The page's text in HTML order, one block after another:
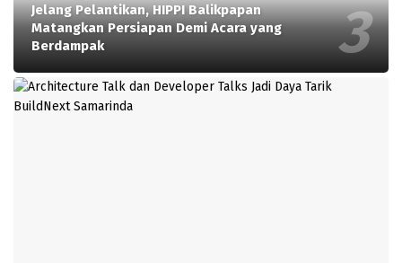
Jelang Pelantikan, HIPPI Balikpapan
Matangkan Persiapan Demi Acara yang
Berdampak